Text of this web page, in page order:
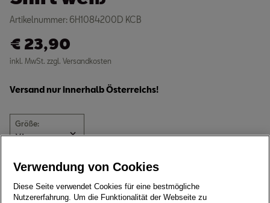
Artikelnummer: 6H1084200D KCB
€ 23,90
inkl. MwSt. zzgl. Versandkosten
Versand nur innerhalb Österreichs!
Größe:
Derzeit nicht verfügbar
High Quality T-Shirt aus 100 % Baumwolle
Verwendung von Cookies
Diese Seite verwendet Cookies für eine bestmögliche
Nutzererfahrung. Um die Funktionalität der Webseite zu